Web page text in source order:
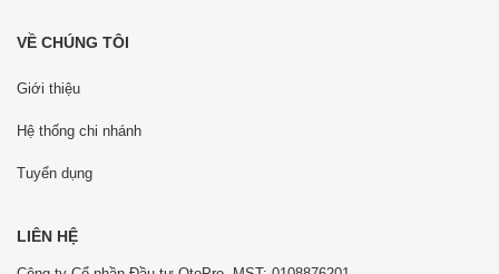
VỀ CHÚNG TÔI
Giới thiệu
Hệ thống chi nhánh
Tuyển dụng
LIÊN HỆ